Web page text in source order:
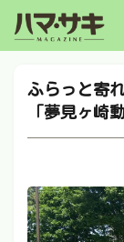
ふらっと寄
「夢見ヶ崎